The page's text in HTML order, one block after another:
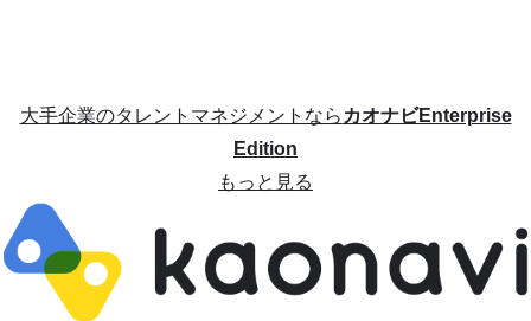
大手企業のタレントマネジメントならカオナビEnterprise
Edition
もっと見る